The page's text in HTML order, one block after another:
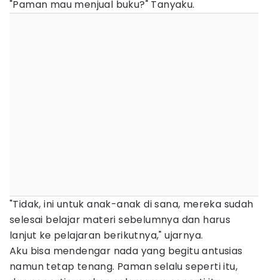
"Paman mau menjual buku?" Tanyaku.
"Tidak, ini untuk anak-anak di sana, mereka sudah
selesai belajar materi sebelumnya dan harus
lanjut ke pelajaran berikutnya," ujarnya.
Aku bisa mendengar nada yang begitu antusias
namun tetap tenang. Paman selalu seperti itu,